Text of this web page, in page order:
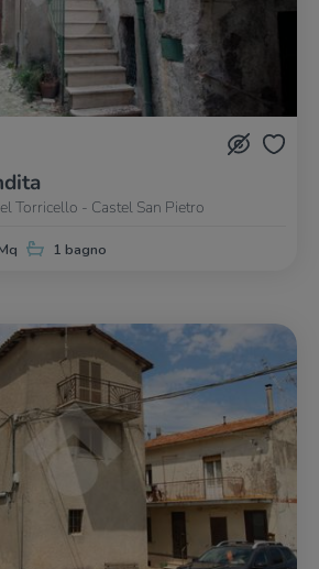
Torricello - Castel San Pietro
1 bagno